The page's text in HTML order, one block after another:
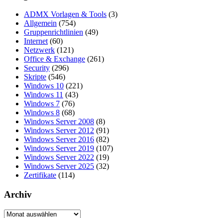
Beiträge
ADMX Vorlagen & Tools (3)
Allgemein (754)
Gruppenrichtlinien (49)
Internet (60)
Netzwerk (121)
Office & Exchange (261)
Security (296)
Skripte (546)
Windows 10 (221)
Windows 11 (43)
Windows 7 (76)
Windows 8 (68)
Windows Server 2008 (8)
Windows Server 2012 (91)
Windows Server 2016 (82)
Windows Server 2019 (107)
Windows Server 2022 (19)
Windows Server 2025 (32)
Zertifikate (114)
Archiv
Archiv